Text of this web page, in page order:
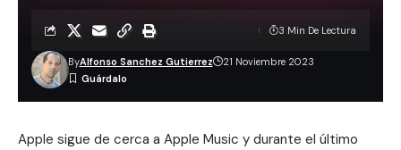
ByAlfonso Sanchez Gutierrez 21 Noviembre 2023
3 Min De Lectura
Apple sigue de cerca a Apple Music y durante el último